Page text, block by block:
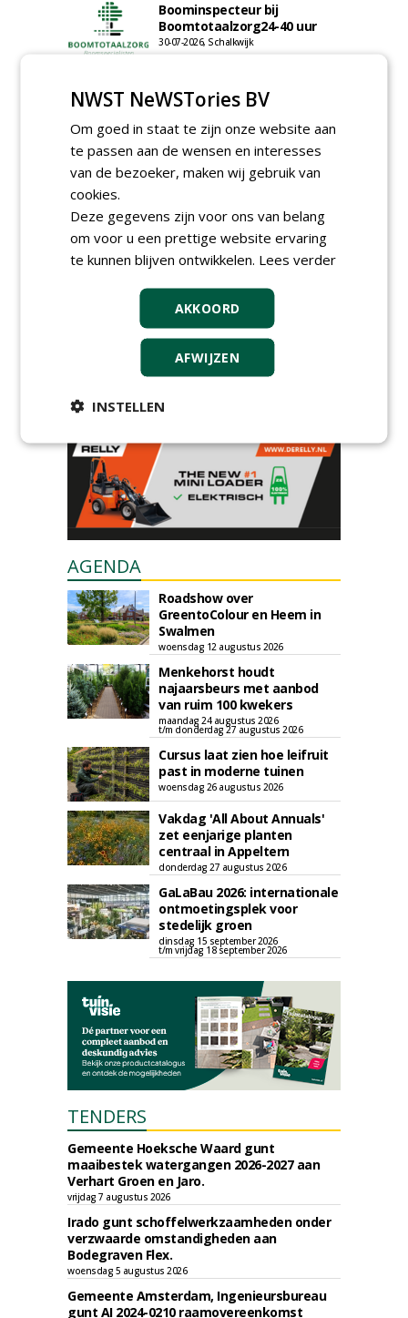
Boominspecteur bij
Boomtotaalzorg24-40 uur
30-07-2026, Schalkwijk
Golfbaan KralingenOosthoek
groepRotterdam
30-07-2026
meer Groene Banen
GREEN OUTLET
Iedereen kan gratis kleine advertenties
plaatsen via zijn eigen account.
Plaats een gratis advertentie
AGENDA
Roadshow over
GreentoColour en Heem in
Swalmen
woensdag 12 augustus 2026
Menkehorst houdt
najaarsbeurs met aanbod
van ruim 100 kwekers
maandag 24 augustus 2026
t/m donderdag 27 augustus 2026
Cursus laat zien hoe leifruit
past in moderne tuinen
woensdag 26 augustus 2026
Vakdag 'All About Annuals'
zet eenjarige planten
centraal in Appeltern
donderdag 27 augustus 2026
GaLaBau 2026: internationale
ontmoetingsplek voor
stedelijk groen
dinsdag 15 september 2026
t/m vrijdag 18 september 2026
TENDERS
Gemeente Hoeksche Waard gunt
maaibestek watergangen 2026-2027 aan
Verhart Groen en Jaro.
vrijdag 7 augustus 2026
Irado gunt schoffelwerkzaamheden onder
verzwaarde omstandigheden aan
Bodegraven Flex.
woensdag 5 augustus 2026
Gemeente Amsterdam, Ingenieursbureau
gunt AI 2024-0210 raamovereenkomst
NWST NeWSTories BV
Om goed in staat te zijn onze website aan
te passen aan de wensen en interesses
van de bezoeker, maken wij gebruik van
cookies.
Deze gegevens zijn voor ons van belang
om voor u een prettige website ervaring
te kunnen blijven ontwikkelen. Lees verder
AKKOORD
AFWIJZEN
INSTELLEN